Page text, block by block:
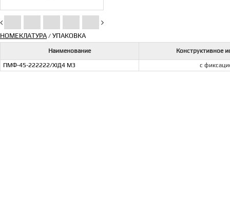
НОМЕКЛАТУРА/ УПАКОВКА
Наименование
Конструктивное
ПМФ-45-222222/XIД4 М3
с